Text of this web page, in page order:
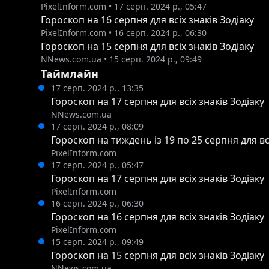
буде сприятливим для вирішення конфліктів
справедливості допоможе знайти правильні рішення. Скорпіон (23 жовтня – 21 листопада)Сьогодні
варто звернути увагу на своє здоров’я та
звичок. Прислухайтеся до потреб свого організму. Стрілець (22 листопада – 21 грудня)Стрільцям
рекомендується зайнятися творчістю або
знайти нові ідеї. Ваш оптимізм зараз — ключ до успіху. Козеріг (22 грудня – 19
зосередитися на сімейних питаннях або
вирішення побутових завдань. Сімейний затишок зараз
лютого)Водоліям сьогодні варто звернути
цінну пораду або допомогу. Будьте відкриті до нових
березня)Риби можуть зосередитися на
для аналізу бюджету та ухвалення важливих
PixelInform.com • 17 серп. 2024 р., 05:47
Гороскоп на 16 серпня для всіх знаків Зодіаку
PixelInform.com • 16 серп. 2024 р., 06:30
Гороскоп на 15 серпня для всіх знаків Зодіаку
NNews.com.ua • 15 серп. 2024 р., 09:49
Таймлайн
17 серп. 2024 р., 13:35
Гороскоп на 17 серпня для всіх знаків Зодіаку
NNews.com.ua
17 серп. 2024 р., 08:09
Гороскоп на тиждень із 19 по 25 серпня для
PixelInform.com
17 серп. 2024 р., 05:47
Гороскоп на 17 серпня для всіх знаків Зодіаку
PixelInform.com
16 серп. 2024 р., 06:30
Гороскоп на 16 серпня для всіх знаків Зодіаку
PixelInform.com
15 серп. 2024 р., 09:49
Гороскоп на 15 серпня для всіх знаків Зодіаку